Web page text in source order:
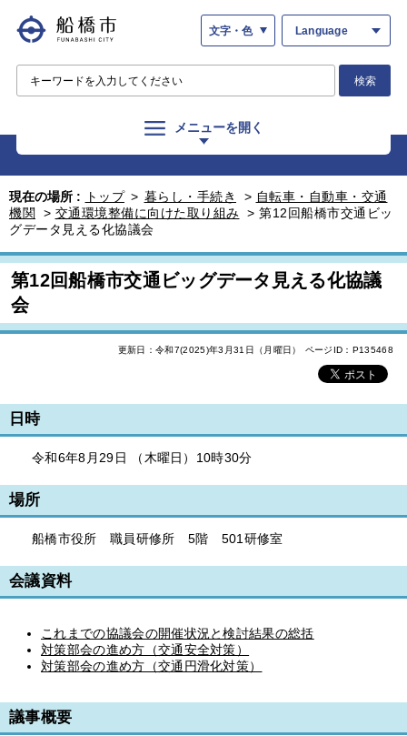
文字・色 Language
検索
メニューを開く
現在の場所 : トップ > 暮らし・手続き > 自転車・自動車・交通
機関
> 交通環境整備に向けた取り組み > 第12回船橋市交通ビッ
グデータ見える化協議会
第12回船橋市交通ビッグデータ見える化協議
会
更新日：令和7(2025)年3月31日（月曜日） ページID：P135468
日時
令和6年8月29日 （木曜日）10時30分
場所
船橋市役所 職員研修所 5階 501研修室
会議資料
これまでの協議会の開催状況と検討結果の総括
対策部会の進め方（交通安全対策）
対策部会の進め方（交通円滑化対策）
議事概要